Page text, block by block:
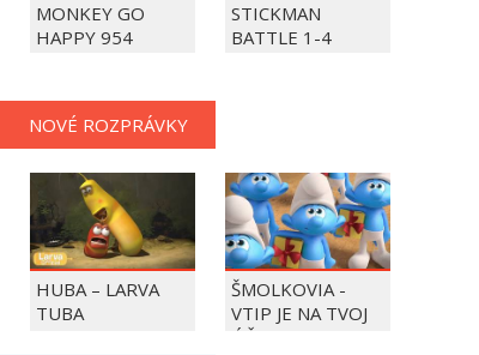
MONKEY GO
HAPPY 954
STICKMAN
BATTLE 1-4
NOVÉ ROZPRÁVKY
HUBA – LARVA
TUBA
ŠMOLKOVIA -
VTIP JE NA TVOJ
ÚČET